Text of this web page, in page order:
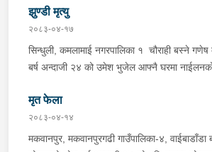
ल्याएको तरकारीको बोरा भित्र डब्बामा प्लास्टिकले
ल्याएको लागु औषध खैरो हिरोइन जस्तो देखिने गिलो
पारी नियन्त्रणमा लिई सोधपुछ गर्दा पछाडी
अभिषेक कुमार साह र सवार राहुल कुमार मण्डलले उक्त
भनि खुल्न आएको हुँदा मोटरसाइकल सहित निजहरुलाई
अनुसन्धान कार्य भईरहेको ।
झुण्डी मृत्यु
२०८३-०४-१७
सिन्धुली, कमलामाई नगरपालिका १ चौराही बस्ने
बर्ष अन्दाजी २४ को उमेश भुजेल आफ्नै घरमा नाईलनको
घटनास्थलमा मुचुल्का सहित थप अनुसन्धान कार्य
मृत फेला
२०८३-०४-१४
मकवानपुर, मकवानपुरगढी गाउँपालिका-४, वाईबाडाँडा